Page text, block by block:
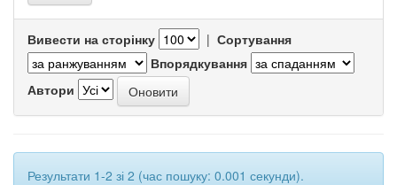
Вивести на сторінку | Сортування
Впорядкування
Автори
Результати 1-2 зі 2 (час пошуку: 0.001 секунди).